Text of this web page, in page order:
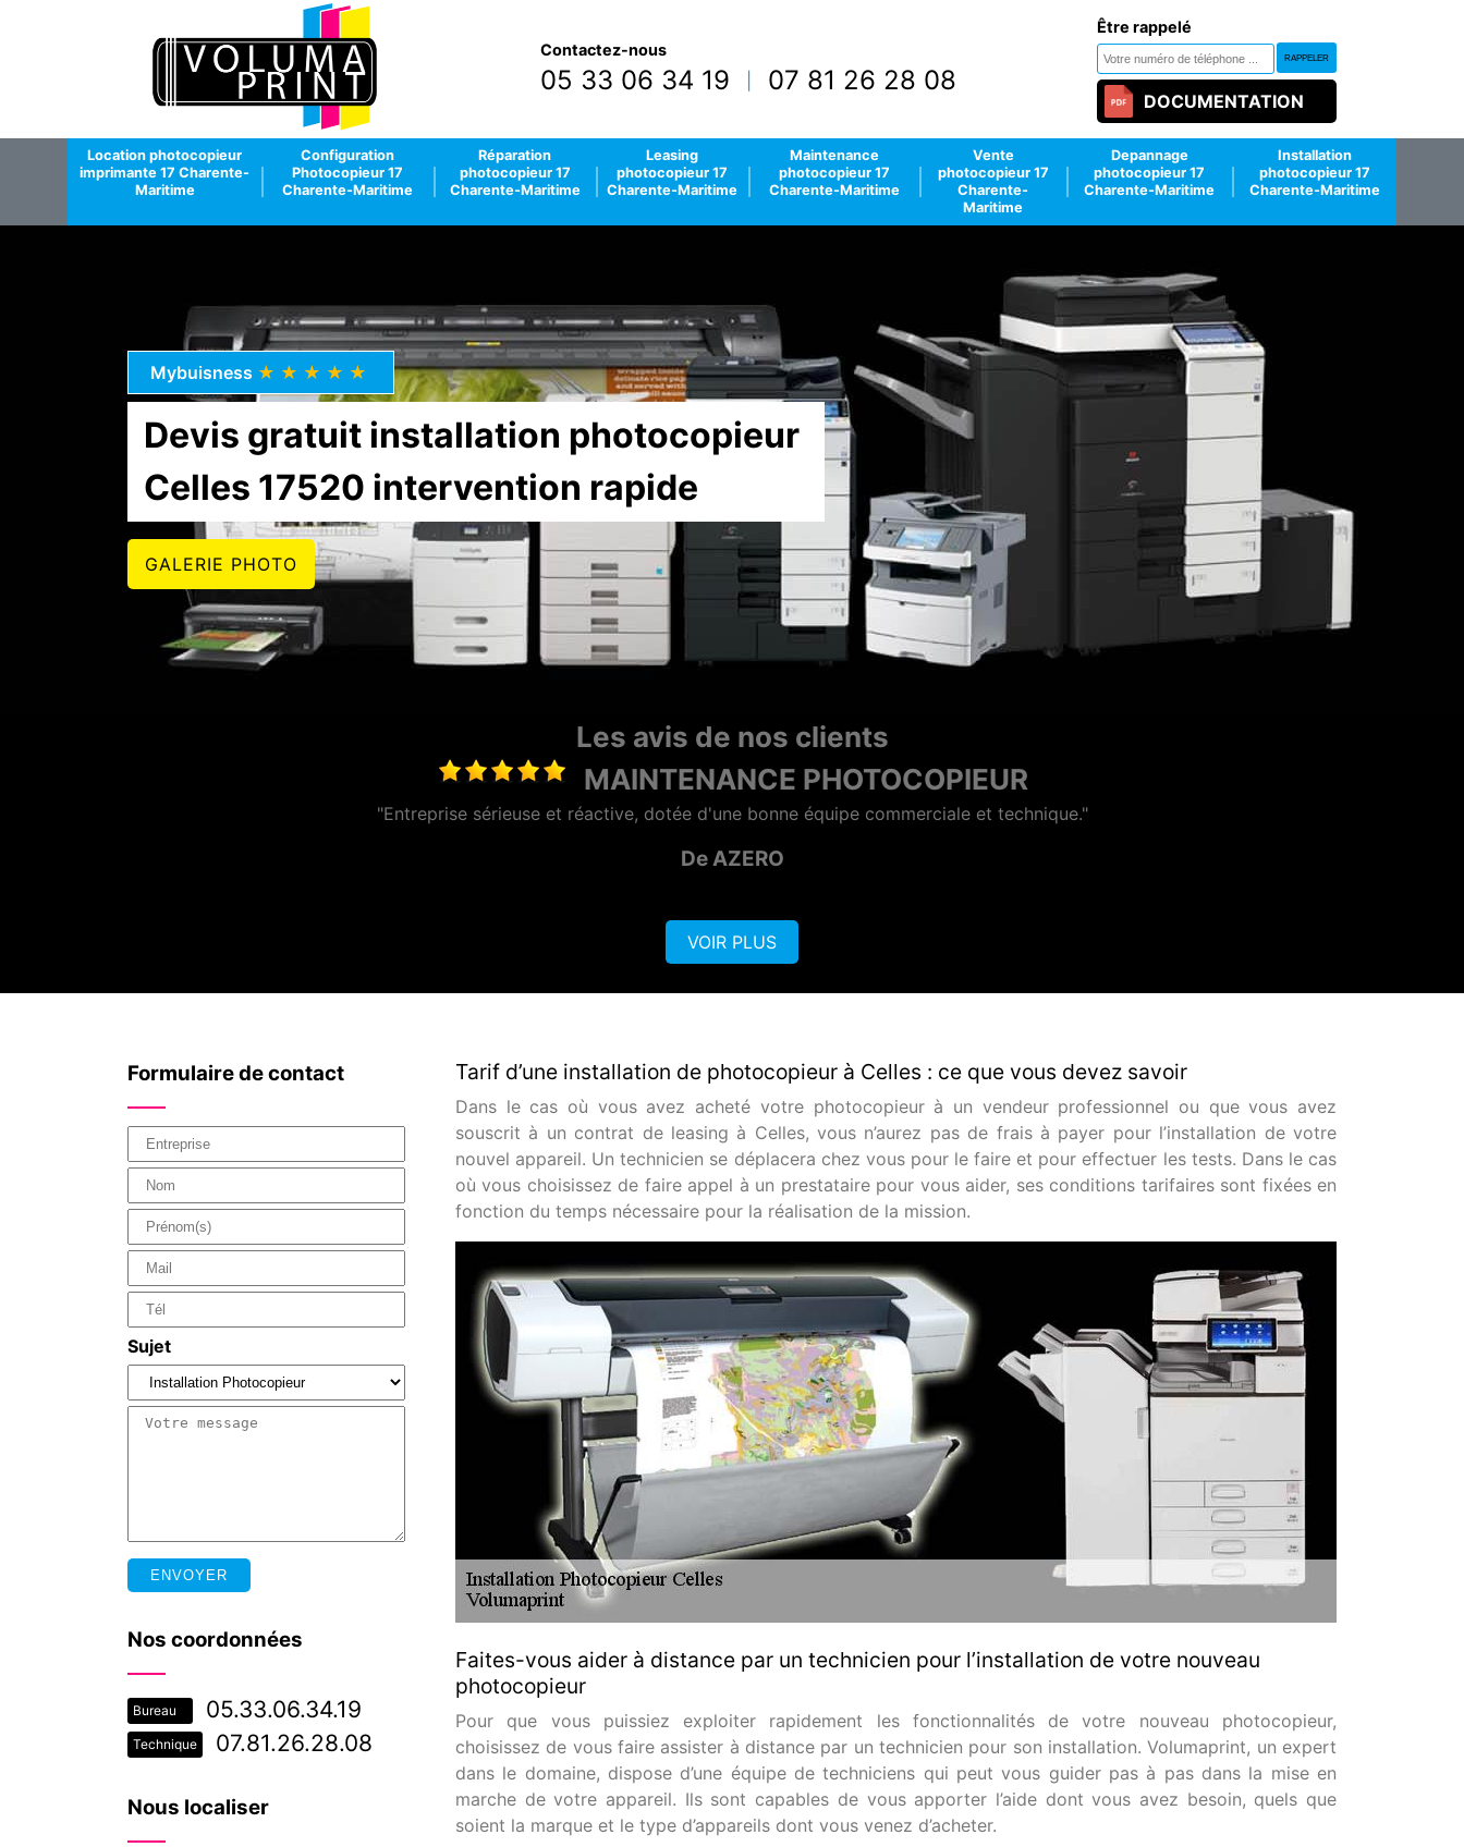
Contactez-nous
05 33 06 34 19 07 81 26 28 08
Être rappelé
DOCUMENTATION
Location photocopieur
imprimante 17 Charente-
Maritime
Configuration
Photocopieur 17
Charente-Maritime
Réparation
photocopieur 17
Charente-Maritime
Leasing
photocopieur 17
Charente-Maritime
Maintenance
photocopieur 17
Charente-Maritime
Vente
photocopieur 17
Charente-
Maritime
Depannage
photocopieur 17
Charente-Maritime
Installation
photocopieur 17
Charente-Maritime
Mybuisness ★★★★★
Devis gratuit installation photocopieur
Celles 17520 intervention rapide
GALERIE PHOTO
Les avis de nos clients
DEPANNAGE PHOTOCOPIEUR
"Un pro du photocopieur merci pour l'assistance à distance. je recommande un vrai pro"
VOIR PLUS
Formulaire de contact
Sujet
Nos coordonnées
Bureau 05.33.06.34.19
Technique 07.81.26.28.08
Nous localiser
Tarif d’une installation de photocopieur à Celles : ce que vous devez savoir
Dans le cas où vous avez acheté votre photocopieur à un vendeur professionnel ou que vous avez
souscrit à un contrat de leasing à Celles, vous n’aurez pas de frais à payer pour l’installation de votre
nouvel appareil. Un technicien se déplacera chez vous pour le faire et pour effectuer les tests. Dans le cas
où vous choisissez de faire appel à un prestataire pour vous aider, ses conditions tarifaires sont fixées en
fonction du temps nécessaire pour la réalisation de la mission.
Faites-vous aider à distance par un technicien pour l’installation de votre nouveau
photocopieur
Pour que vous puissiez exploiter rapidement les fonctionnalités de votre nouveau photocopieur,
choisissez de vous faire assister à distance par un technicien pour son installation. Volumaprint, un expert
dans le domaine, dispose d’une équipe de techniciens qui peut vous guider pas à pas dans la mise en
marche de votre appareil. Ils sont capables de vous apporter l’aide dont vous avez besoin, quels que
soient la marque et le type d’appareils dont vous venez d’acheter.